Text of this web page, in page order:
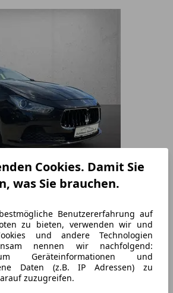
Cookies. Damit Sie
was Sie brauchen.
Benutzererfahrung auf
zu bieten, verwenden wir und
und andere Technologien
nennen wir nachfolgend:
Geräteinformationen und
Daten (z.B. IP Adressen) zu
zuzugreifen.
Automatik * Navi*Leder*